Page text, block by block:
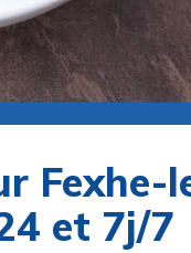
Fexhe-
et 7j/7